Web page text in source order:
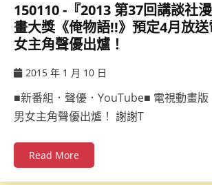
150110 -『2013 第37回講談社
畫大獎《俺物語!!》預定4月放
女主角聲優出爐！
2015 年 1 月 10 日
■新番組．聲優．YouTube■ 電視動畫版
男女主角聲優出爐！ 謝謝T
Read More